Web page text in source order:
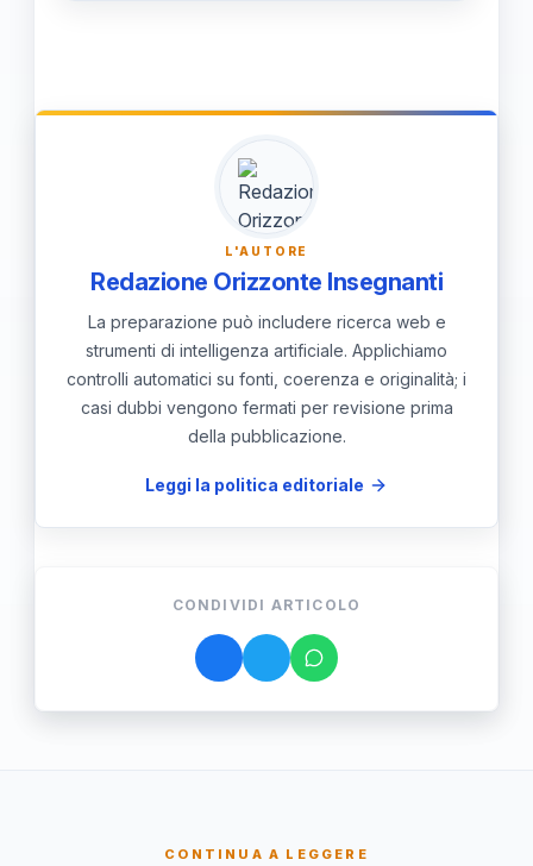
Esercizi di vocalizzazione, scale
possono aiutarti a migliorare la tua
tecnica vocale in modo pratico e
L'AUTORE
Redazione Orizzonte Insegnanti
La preparazione può includere ricerca web e
strumenti di intelligenza artificiale. Applichiamo
controlli automatici su fonti, coerenza e originalità; i
casi dubbi vengono fermati per revisione prima
della pubblicazione.
Leggi la politica editoriale
CONDIVIDI ARTICOLO
CONTINUA A LEGGERE